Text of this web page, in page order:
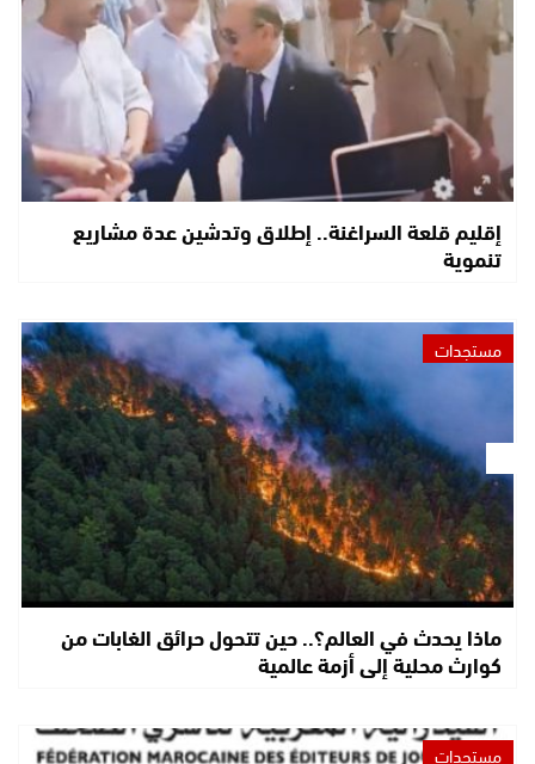
إقليم قلعة السراغنة.. إطلاق وتدشين عدة مشاريع
تنموية
مستجدات
ماذا يحدث في العالم؟.. حين تتحول حرائق الغابات من
كوارث محلية إلى أزمة عالمية
مستجدات